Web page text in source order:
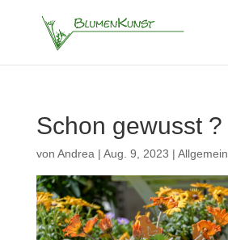
Schon gewusst ?
von Andrea | Aug. 9, 2023 | Allgemein